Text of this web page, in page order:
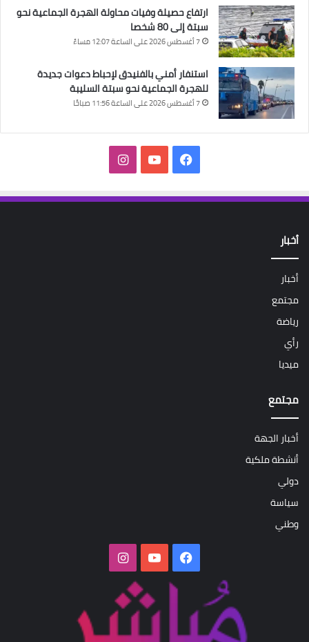
ارتفاع حصيلة وفيات محاولة الهجرة الجماعية نحو
سبتة إلى 80 شخصا
7 أغسطس 2026 على الساعة 12:07 مساءً
استنفار أمني بالفنيدق لإحباط دعوات جديدة
للهجرة الجماعية نحو سبتة السليبة
7 أغسطس 2026 على الساعة 11:56 صباحًا
فيسبوك‫YouTubeانستقرام
أخبار
أخبار
مجتمع
رياضة
رأي
ميديا
مجتمع
أخبار الجهة
أنشطة ملكية
دولي
سياسة
وطني
فيسبوك‫YouTubeانستقرام